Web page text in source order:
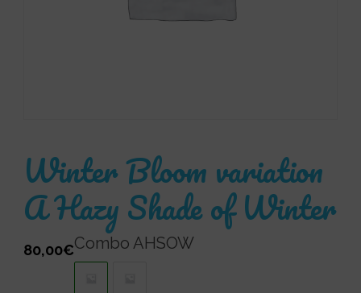
Winter Bloom variation
A Hazy Shade of Winter
80,00€Combo AHSOW